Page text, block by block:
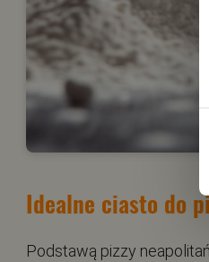
Idealne ciasto do
Podstawą pizzy